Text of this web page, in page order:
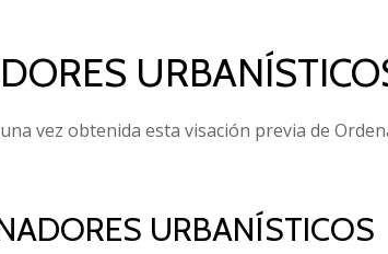
vez obtenida esta visación previa de
URBANÍSTICOS